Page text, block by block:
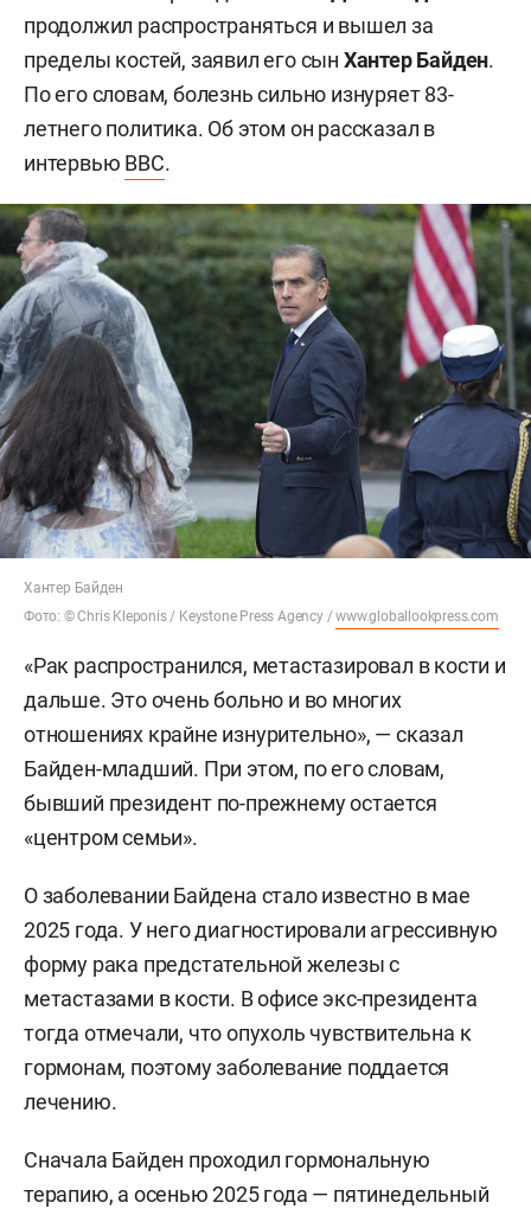
продолжил распространяться и вышел за
пределы костей, заявил его сын Хантер Байден.
По его словам, болезнь сильно изнуряет 83-
летнего политика. Об этом он рассказал в
интервью BBC.
Хантер Байден
Фото: © Chris Kleponis / Keystone Press Agency /www.globallookpress.com
«Рак распространился, метастазировал в кости и
дальше. Это очень больно и во многих
отношениях крайне изнурительно», — сказал
Байден-младший. При этом, по его словам,
бывший президент по-прежнему остается
«центром семьи».
О заболевании Байдена стало известно в мае
2025 года. У него диагностировали агрессивную
форму рака предстательной железы с
метастазами в кости. В офисе экс-президента
тогда отмечали, что опухоль чувствительна к
гормонам, поэтому заболевание поддается
лечению.
Сначала Байден проходил гормональную
терапию, а осенью 2025 года — пятинедельный